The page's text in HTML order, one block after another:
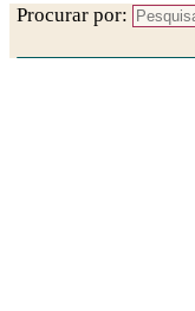
Procurar por: